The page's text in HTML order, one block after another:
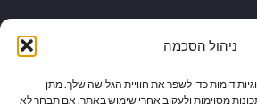
ניהול הסכמה
דומות כדי לשפר את חוויית הגלישה שלך. מתן
מסוימות ולעקוב אחרי שימוש באתר. אם תבחר לא